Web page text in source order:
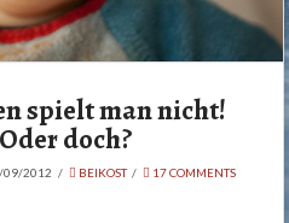
spielt man nicht!
Oder doch?
09/2012 BEIKOST 17 COMMENTS